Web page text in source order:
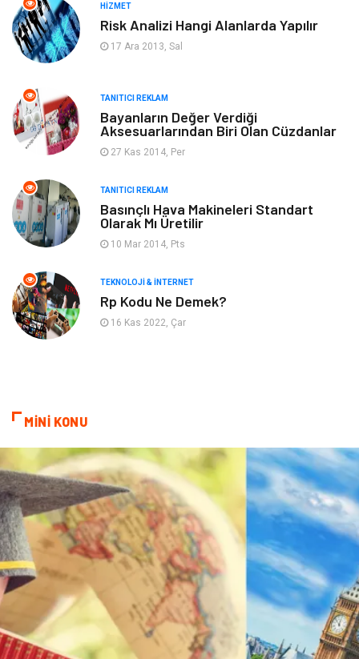
Organizasyon Keyif & Hobi
Mobilya diş sağlığı
Bebek Giyim
saç bakımı
kozmetiğin püf noktaları
Doğal Enerji Kaynakları
Mermer
HIZMET
Risk Analizi Hangi Alanlarda Yapılır
17 Ara 2013, Sal
TANITICI REKLAM
Bayanların Değer Verdiği
Aksesuarlarından Biri Olan Cüzdanlar
27 Kas 2014, Per
TANITICI REKLAM
Basınçlı Hava Makineleri Standart
Olarak Mı Üretilir
10 Mar 2014, Pts
TEKNOLOJI & İNTERNET
Rp Kodu Ne Demek?
16 Kas 2022, Çar
MİNİ KONU